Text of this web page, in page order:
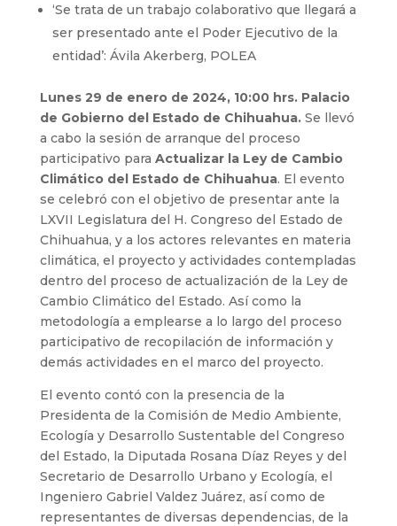
‘Se trata de un trabajo colaborativo que llegará a
ser presentado ante el Poder Ejecutivo de la
entidad’: Ávila Akerberg, POLEA
Lunes 29 de enero de 2024, 10:00 hrs. Palacio
de Gobierno del Estado de Chihuahua. Se llevó
a cabo la sesión de arranque del proceso
participativo para Actualizar la Ley de Cambio
Climático del Estado de Chihuahua. El evento
se celebró con el objetivo de presentar ante la
LXVII Legislatura del H. Congreso del Estado de
Chihuahua, y a los actores relevantes en materia
climática, el proyecto y actividades contempladas
dentro del proceso de actualización de la Ley de
Cambio Climático del Estado. Así como la
metodología a emplearse a lo largo del proceso
participativo de recopilación de información y
demás actividades en el marco del proyecto.
El evento contó con la presencia de la
Presidenta de la Comisión de Medio Ambiente,
Ecología y Desarrollo Sustentable del Congreso
del Estado, la Diputada Rosana Díaz Reyes y del
Secretario de Desarrollo Urbano y Ecología, el
Ingeniero Gabriel Valdez Juárez, así como de
representantes de diversas dependencias, de la